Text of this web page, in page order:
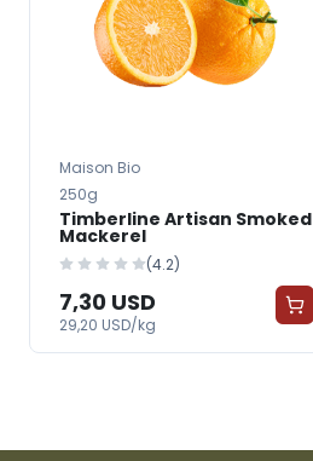
Maison Bio
250g
Timberline Artisan Smoked
Mackerel
(4.2)
7,30 USD
29,20 USD/kg